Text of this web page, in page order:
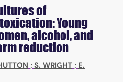
of
Young
alcohol, and
reduction
; S. WRIGHT ; E.